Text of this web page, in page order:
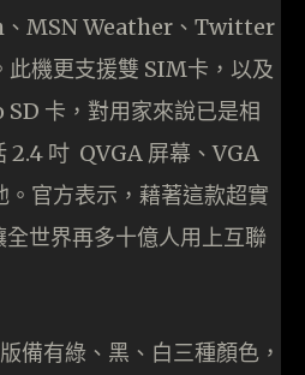
、MSN Weather、Twitter
機更支援雙 SIM卡，以及
卡，對用家來說已是相
2.4 吋 QVGA 屏幕、VGA
官方表示，藉著這款超實
世界再多十億人用上互聯
備有綠、黑、白三種顏色，